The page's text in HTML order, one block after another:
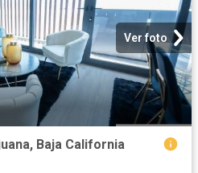
Ver foto
Baja California